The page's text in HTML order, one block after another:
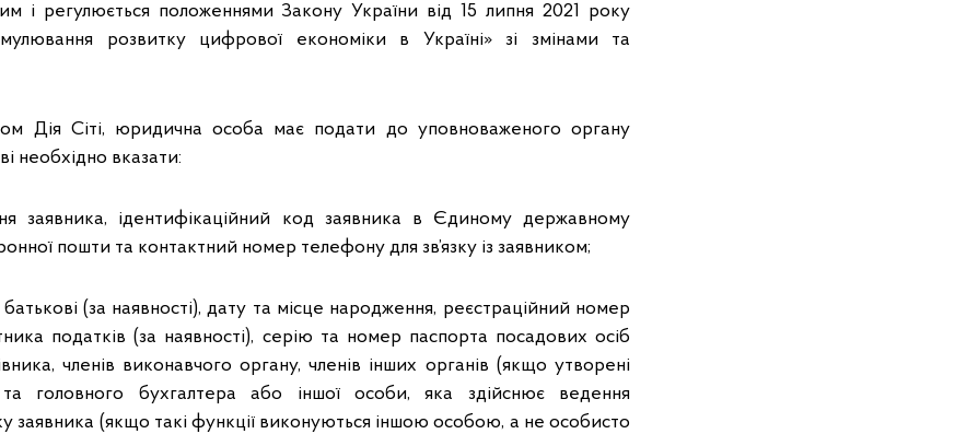
і регулюється положеннями Закону України від 15 липня 2021 року
розвитку цифрової економіки в Україні» зі змінами та
Дія Сіті, юридична особа має подати до уповноваженого органу
необхідно вказати:
заявника, ідентифікаційний код заявника в Єдиному державному
пошти та контактний номер телефону для зв’язку із заявником;
батькові (за наявності), дату та місце народження, реєстраційний номер
податків (за наявності), серію та номер паспорта посадових осіб
членів виконавчого органу, членів інших органів (якщо утворені
та головного бухгалтера або іншої особи, яка здійснює ведення
заявника (якщо такі функції виконуються іншою особою, а не особисто